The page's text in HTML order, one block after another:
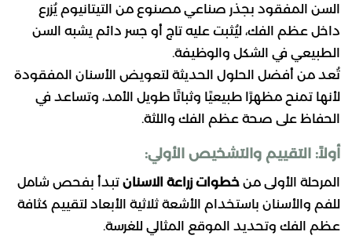
السن المفقود بجذر صناعي مصنوع من التيتانيوم يُزرع
داخل عظم الفك، ليُثبت عليه تاج أو جسر دائم يشبه السن
الطبيعي في الشكل والوظيفة.
تُعد من أفضل الحلول الحديثة لتعويض الأسنان المفقودة
لأنها تمنح مظهرًا طبيعيًا وثباتًا طويل الأمد، وتساعد في
الحفاظ على صحة عظم الفك واللثة.
أولاً: التقييم والتشخيص الأولي:
المرحلة الأولى من خطوات زراعة الاسنان تبدأ بفحص شامل
للفم والأسنان باستخدام الأشعة ثلاثية الأبعاد لتقييم كثافة
عظم الفك وتحديد الموقع المثالي للغرسة.